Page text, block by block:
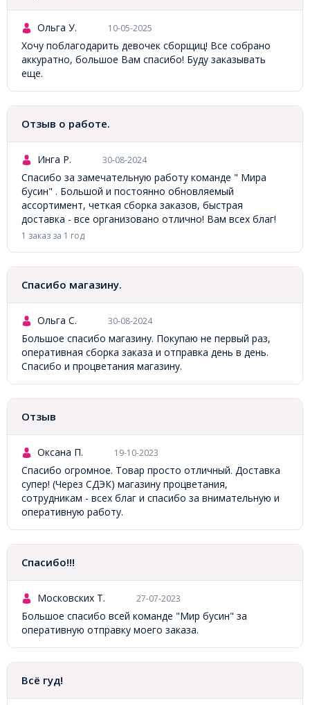
Ольга У. 10-05-2025
Хочу поблагодарить девочек сборщиц! Все собрано
аккуратно, большое Вам спасибо! Буду заказывать
еще.
Отзыв о работе.
Инга Р. 30-08-2024
Спасибо за замечательную работу команде " Мира
бусин" . Большой и постоянно обновляемый
ассортимент, четкая сборка заказов, быстрая
доставка - все организовано отлично! Вам всех благ!
1 заказ за 1 год
Спасибо магазину.
Ольга С. 30-08-2024
Большое спасибо магазину. Покупаю не первый раз,
оперативная сборка заказа и отправка день в день.
Спасибо и процветания магазину.
Отзыв
Оксана П. 19-10-2023
Спасибо огромное. Товар просто отличный. Доставка
супер! (Через СДЭК) магазину процветания,
сотрудникам - всех благ и спасибо за внимательную и
оперативную работу.
Спасибо!!!
Московских Т. 27-07-2023
Большое спасибо всей команде "Мир бусин" за
оперативную отправку моего заказа.
Всё гуд!